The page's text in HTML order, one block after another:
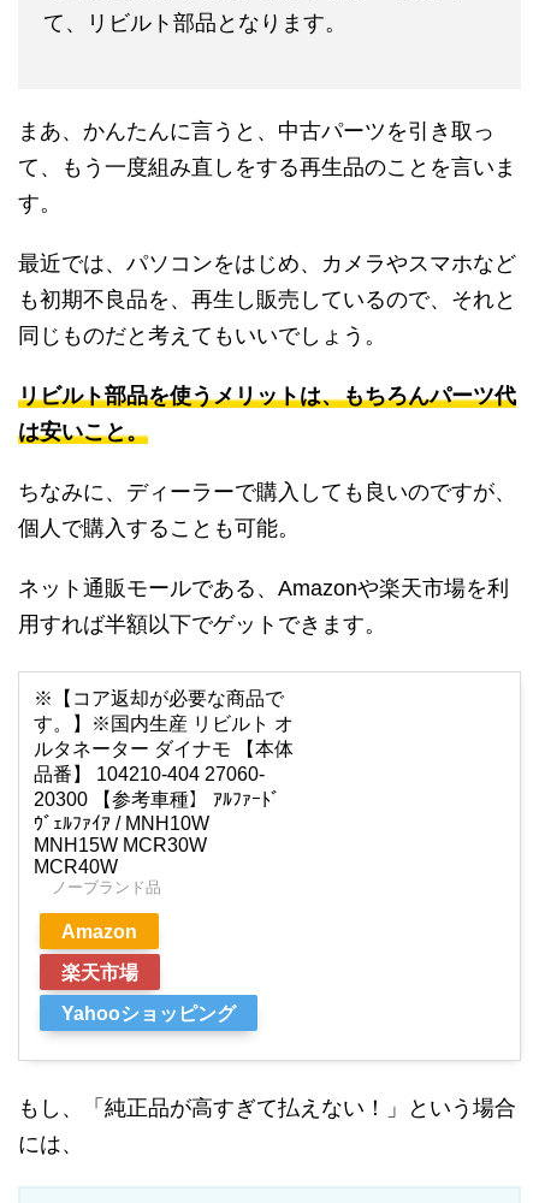
て、リビルト部品となります。
まあ、かんたんに言うと、中古パーツを引き取っ
て、もう一度組み直しをする再生品のことを言いま
す。
最近では、パソコンをはじめ、カメラやスマホなど
も初期不良品を、再生し販売しているので、それと
同じものだと考えてもいいでしょう。
リビルト部品を使うメリットは、もちろんパーツ代
は安いこと。
ちなみに、ディーラーで購入しても良いのですが、
個人で購入することも可能。
ネット通販モールである、Amazonや楽天市場を利
用すれば半額以下でゲットできます。
※【コア返却が必要な商品で
す。】※国内生産 リビルト オ
ルタネーター ダイナモ 【本体
品番】 104210-404 27060-
20300 【参考車種】 ｱﾙﾌｧｰﾄﾞ
ｳﾞｪﾙﾌｧｲｱ / MNH10W
MNH15W MCR30W
MCR40W
ノーブランド品
Amazon
楽天市場
Yahooショッピング
もし、「純正品が高すぎて払えない！」という場合
には、